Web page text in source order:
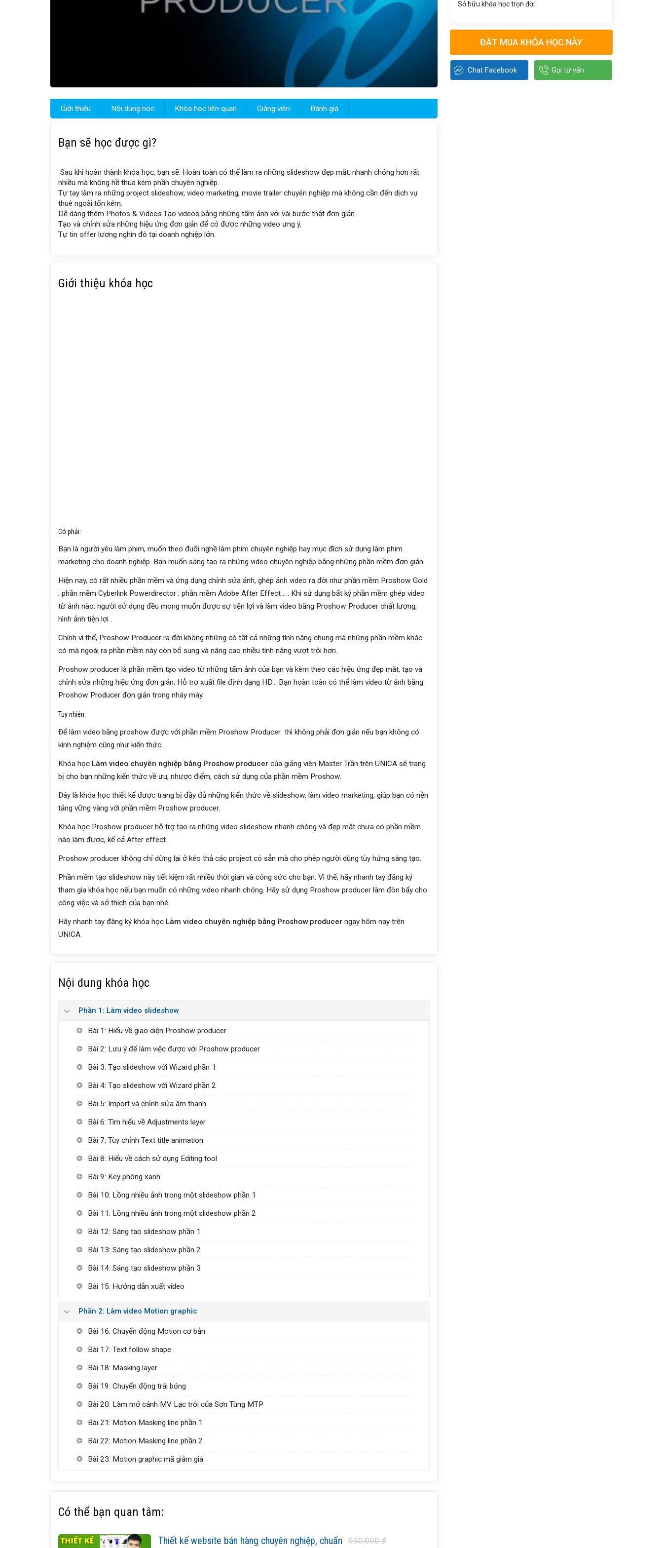
Giới thiệu Nội dung học Khóa học liên quan Giảng viên Đánh giá
Bạn sẽ học được gì?
Sau khi hoàn thành khóa học, bạn sẽ: Hoàn toàn có thể làm ra những slideshow đẹp mắt, nhanh chóng hơn rất
nhiều mà không hề thua kém phần chuyên nghiệp.
Tự tay làm ra những project slideshow, video marketing, movie trailer chuyên nghiệp mà không cần đến dịch vụ
thuê ngoài tốn kém.
Dễ dàng thêm Photos & Videos.Tạo videos bằng những tấm ảnh với vài bước thật đơn giản.
Tạo và chỉnh sửa những hiệu ứng đơn giản để có được những video ưng ý.
Tự tin offer lương nghìn đô tại doanh nghiệp lớn.
Giới thiệu khóa học
Có phải:
Bạn là người yêu làm phim, muốn theo đuổi nghề làm phim chuyên nghiệp hay mục đích sử dụng làm phim
marketing cho doanh nghiệp. Bạn muốn sáng tạo ra những video chuyên nghiệp bằng những phần mềm đơn giản.
Hiện nay, có rất nhiều phần mềm và ứng dụng chỉnh sửa ảnh, ghép ảnh video ra đời như phần mềm Proshow Gold
; phần mềm Cyberlink Powerdirector ; phần mềm Adobe After Effect …. Khi sử dụng bất kỳ phần mềm ghép video
từ ảnh nào, người sử dụng đều mong muốn được sự tiện lợi và làm video bằng Proshow Producer chất lượng,
hình ảnh tiện lợi .
Chính vì thế, Proshow Producer ra đời không những có tất cả những tính năng chung mà những phần mềm khác
có mà ngoài ra phần mềm này còn bổ sung và nâng cao nhiều tính năng vượt trội hơn.
Proshow producer là phần mềm tạo video từ những tấm ảnh của bạn và kèm theo các hiệu ứng đẹp mắt, tạo và
chỉnh sửa những hiệu ứng đơn giản; Hỗ trợ xuất file định dạng HD... Bạn hoàn toàn có thể làm video từ ảnh bằng
Proshow Producer đơn giản trong nháy máy.
Tuy nhiên:
Để làm video bằng proshow được với phần mềm Proshow Producer thì không phải đơn giản nếu bạn không có
kinh nghiệm cũng như kiến thức.
Khóa học Làm video chuyên nghiệp bằng Proshow producer của giảng viên Master Trần trên UNICA sẽ trang
bị cho bạn những kiến thức về ưu, nhược điểm, cách sử dụng của phần mềm Proshow.
Đây là khóa học thiết kế được trang bị đầy đủ những kiến thức về slideshow, làm video marketing, giúp bạn có nền
tảng vững vàng với phần mềm Proshow producer.
Khóa học Proshow producer hỗ trợ tạo ra những video slideshow nhanh chóng và đẹp mắt chưa có phần mềm
nào làm được, kể cả After effect.
Proshow producer không chỉ dừng lại ở kéo thả các project có sẵn mà cho phép người dùng tùy hứng sáng tạo.
Phần mềm tạo slideshow này tiết kiệm rất nhiều thời gian và công sức cho bạn. Vì thế, hãy nhanh tay đăng ký
tham gia khóa học nếu bạn muốn có những video nhanh chóng. Hãy sử dụng Proshow producer làm đòn bẩy cho
công việc và sở thích của bạn nhé.
Hãy nhanh tay đăng ký khóa học Làm video chuyên nghiệp bằng Proshow producer ngay hôm nay trên
UNICA.
Nội dung khóa học
Phần 1: Làm video slideshow
Bài 1: Hiểu về giao diện Proshow producer
Bài 2: Lưu ý để làm việc được với Proshow producer
Bài 3: Tạo slideshow với Wizard phần 1
Bài 4: Tạo slideshow với Wizard phần 2
Bài 5: Import và chỉnh sửa âm thanh
Bài 6: Tìm hiểu về Adjustments layer
Bài 7: Tùy chỉnh Text title animation
Bài 8: Hiểu về cách sử dụng Editing tool
Bài 9: Key phông xanh
Bài 10: Lồng nhiều ảnh trong một slideshow phần 1
Bài 11: Lồng nhiều ảnh trong một slideshow phần 2
Bài 12: Sáng tạo slideshow phần 1
Bài 13: Sáng tạo slideshow phần 2
Bài 14: Sáng tạo slideshow phần 3
Bài 15: Hướng dẫn xuất video
Phần 2: Làm video Motion graphic
Bài 16: Chuyển động Motion cơ bản
Bài 17: Text follow shape
Bài 18: Masking layer
Bài 19: Chuyển động trái bóng
Bài 20: Làm mở cảnh MV Lạc trôi của Sơn Tùng MTP
Bài 21: Motion Masking line phần 1
Bài 22: Motion Masking line phần 2
Bài 23: Motion graphic mã giảm giá
Có thể bạn quan tâm:
Thiết kế website bán hàng chuyên nghiệp, chuẩn
990,000 đ
Sở hữu khóa học trọn đời
ĐẶT MUA KHÓA HỌC NÀY
Chat Facebook Gọi tư vấn